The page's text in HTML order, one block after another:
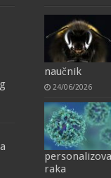
naučnik
24/06/2026
raka